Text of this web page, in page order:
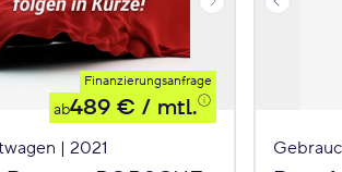
Finanzierungsanfrage
ab489 € / mtl.
| 2021